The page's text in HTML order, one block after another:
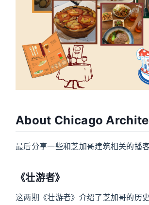
About Chicago
最后分享一些和芝加哥建筑相关的播
《壮游者》
这两期《壮游者》介绍了芝加哥的历